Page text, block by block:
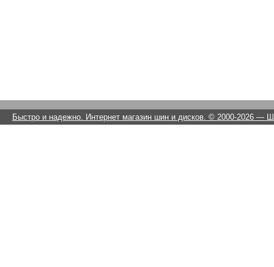
Быстро и надежно. Интернет магазин шин и дисков. © 2000-2026 —